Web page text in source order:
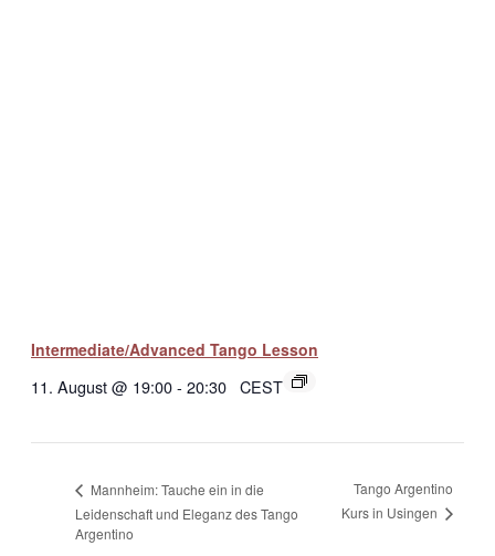
Intermediate/Advanced Tango Lesson
11. August @ 19:00- 20:30 CEST
Mannheim: Tauche ein in die
Leidenschaft und Eleganz des Tango
Argentino
Tango Argentino
Kurs in Usingen